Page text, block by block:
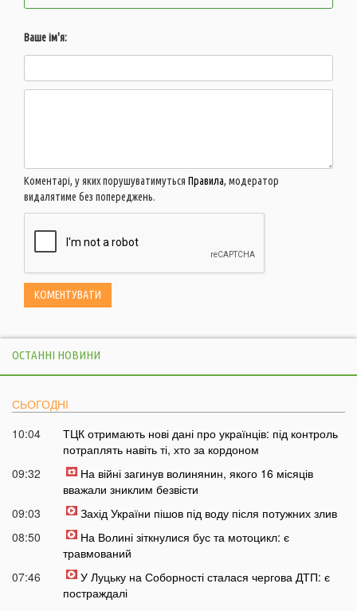
Ваше ім'я:
Коментарі, у яких порушуватимуться Правила, модератор
видалятиме без попереджень.
ОСТАННІ НОВИНИ
СЬОГОДНІ
10:04
ТЦК отримають нові дані про українців: під контроль
потраплять навіть ті, хто за кордоном
09:32
На війні загинув волинянин, якого 16 місяців
вважали зниклим безвісти
09:03
Захід України пішов під воду після потужних злив
08:50
На Волині зіткнулися бус та мотоцикл: є
травмований
07:46
У Луцьку на Соборності сталася чергова ДТП: є
постраждалі